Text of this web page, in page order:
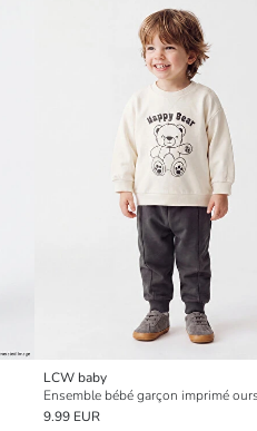
LCW baby
Ensemble bébé garçon imprimé
9.99 EUR